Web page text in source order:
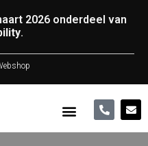
2026 onderdeel van
.